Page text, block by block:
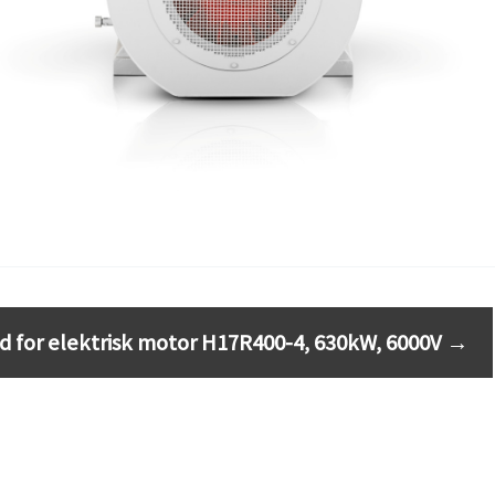
for elektrisk motor H17R400-4, 630kW, 6000V →